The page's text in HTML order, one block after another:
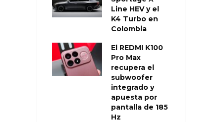
Line HEV y el
K4 Turbo en
Colombia
El REDMI K100
Pro Max
recupera el
subwoofer
integrado y
apuesta por
pantalla de 185
Hz